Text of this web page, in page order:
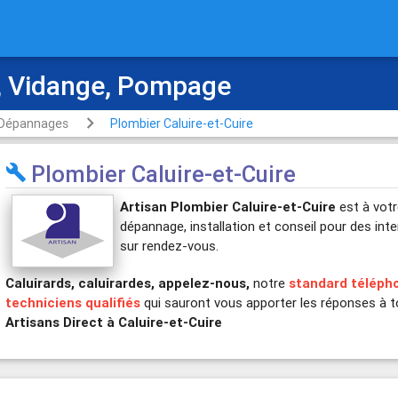
Pompage
Plombier Caluire-et-Cuire
 Plombier Caluire-et-Cuire
Artisan Plombier Caluire-et-Cuire est à
dépannage, installation et conseil pour des
sur rendez-vous.
Caluirards, caluirardes, appelez-nous, notrestandard
techniciens qualifiés qui sauront vous apporter les réponses à
Artisans Direct à Caluire-et-Cuire